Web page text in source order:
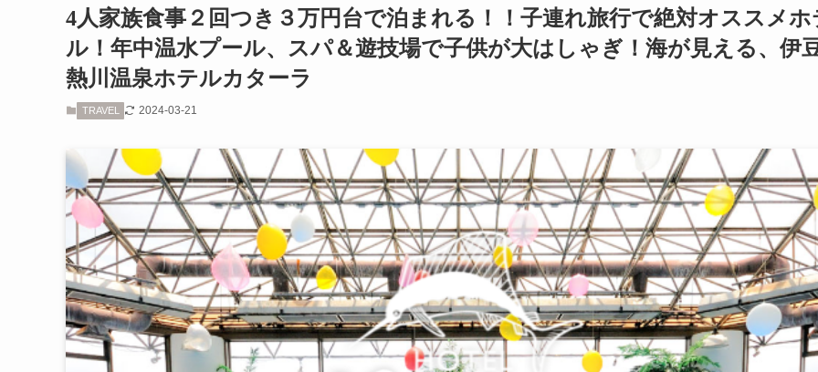
4人家族食事２回つき３万円台で泊まれる！！子連れ旅行で絶対オススメホ
ル！年中温水プール、スパ＆遊技場で子供が大はしゃぎ！海が見える、伊
熱川温泉ホテルカターラ
TRAVEL 2024-03-21